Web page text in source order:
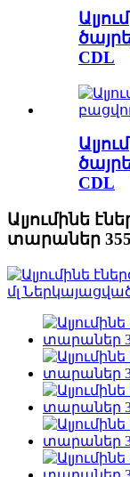
CDL
CDL
Ալյումինե
տարաներ 355